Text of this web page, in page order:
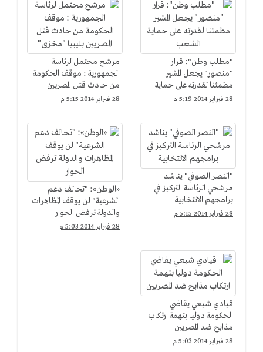
"مطلب وطن": قرار
"منصور" يجعل المشير
مطمئنا لقدرته على حماية
الشعب
28 فبراير 2014 5:19 م
مرشح محتمل لرئاسة
الجمهورية : موقف الحكومة
من حادث قتل المصريين
بليبيا "مخزى"
28 فبراير 2014 5:15 م
"النصر الصوفي" يناشد
مرشحي الرئاسة التركيز في
برامجهم الانتخابية
28 فبراير 2014 5:15 م
«الوطن»: "تحالف دعم
الشرعية" لن يوقف المظاهرات
والدولة ترفض الحوار
28 فبراير 2014 5:03 م
قيادي شيعي يقاضي
الحكومة دوليا بتهمة ارتكاب
مذابح ضد المصريين
28 فبراير 2014 5:03 م